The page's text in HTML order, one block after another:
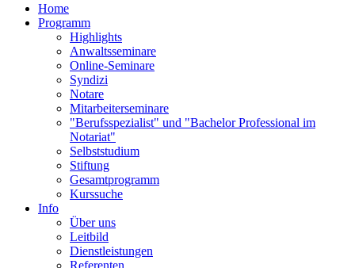
Home
Programm
Highlights
Anwaltsseminare
Online-Seminare
Syndizi
Notare
Mitarbeiterseminare
"Berufsspezialist" und "Bachelor Professional im
Notariat"
Selbststudium
Stiftung
Gesamtprogramm
Kurssuche
Info
Über uns
Leitbild
Dienstleistungen
Referenten